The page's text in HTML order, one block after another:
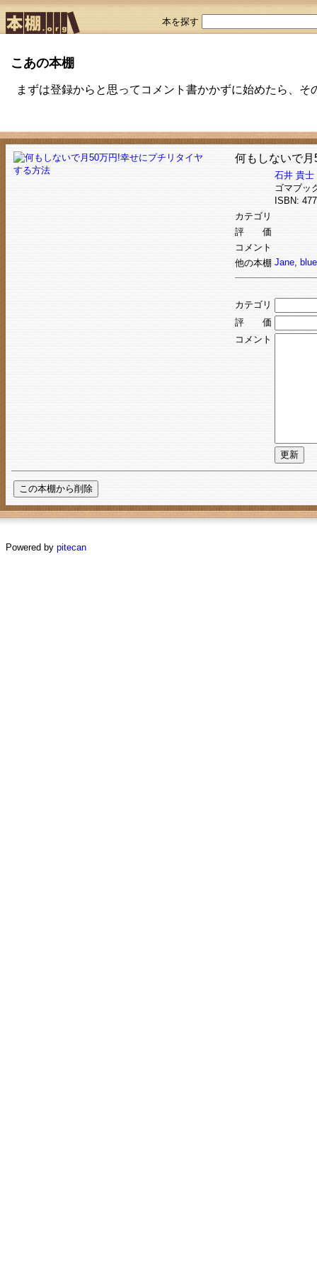
本を探す
こあの本棚
まずは登録からと思ってコメント書かかずに始めたら、
何もしないで
石井 貴士
ゴマブッ
ISBN:
カテゴリ
評 価
コメント
他の本棚 Jane,
カテゴリ
評 価
コメント
Powered by pitecan